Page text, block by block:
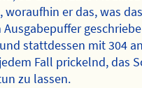
woraufhin er das, was
Ausgabepuffer
stattdessen mit 304
Fall prickelnd, das
zu lassen.